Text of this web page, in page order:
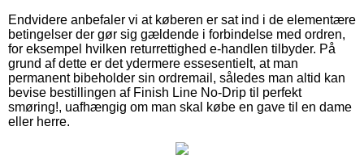
Endvidere anbefaler vi at køberen er sat ind i de elementære
betingelser der gør sig gældende i forbindelse med ordren,
for eksempel hvilken returrettighed e-handlen tilbyder. På
grund af dette er det ydermere essesentielt, at man
permanent bibeholder sin ordremail, således man altid kan
bevise bestillingen af Finish Line No-Drip til perfekt
smøring!, uafhængig om man skal købe en gave til en dame
eller herre.